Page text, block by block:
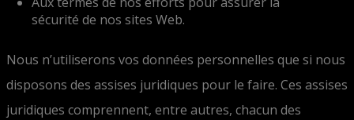
sécurité de nos sites Web.
Nous n’utiliserons vos données personnelles que si nous
disposons des assises juridiques pour le faire. Ces assises
juridiques comprennent, entre autres, chacun des